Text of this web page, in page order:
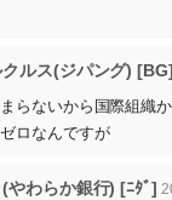
ルス(ジパング) [BG]
らないから国際組織か
ロなんですが
やわらか銀行) [ﾆﾀﾞ]